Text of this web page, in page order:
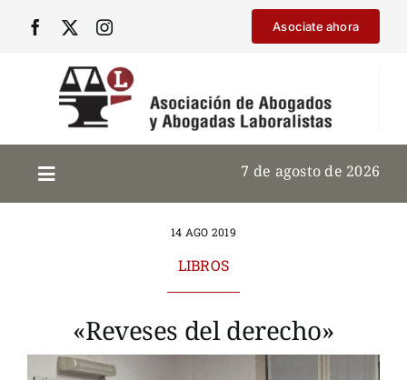
Asociate ahora
7 de agosto de 2026
14 AGO 2019
LIBROS
«Reveses del derecho»